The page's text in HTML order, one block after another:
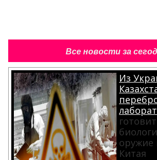
Все новости за
Из
оружие
Китая